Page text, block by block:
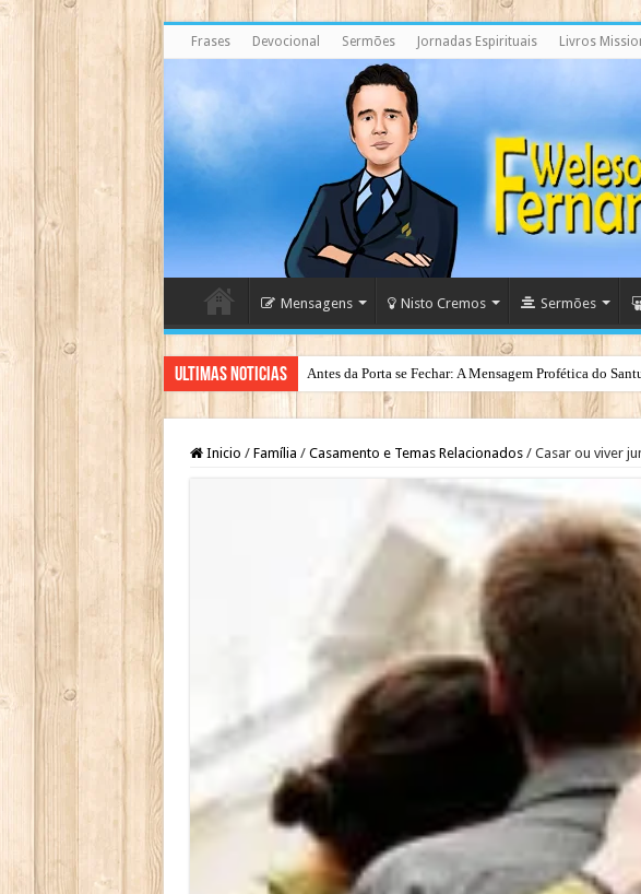
Frases Devocional Sermões Jornadas Espirituais Livros
Mensagens Nisto Cremos Sermões
Ultimas Noticias Antes da Porta se Fechar: A Mensagem Profética do
Eventos Finais – Pr. Arilton Oliveira
Inicio / Família / Casamento e Temas Relacionados / Casar ou viver